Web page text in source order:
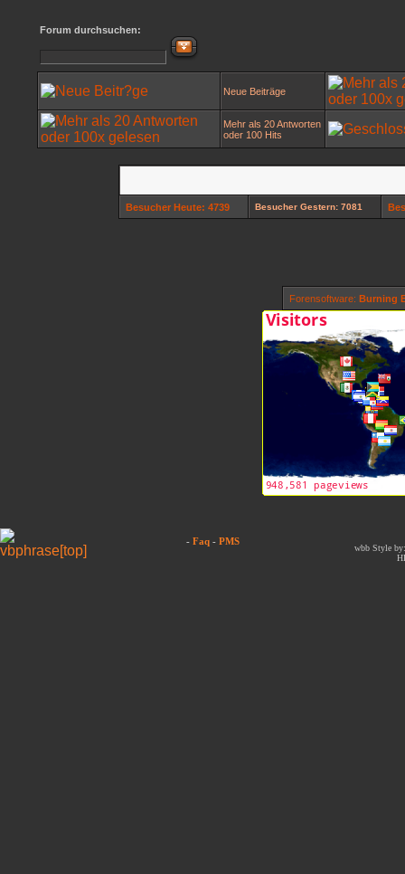
Forum durchsuchen:
Neue Beiträge
Mehr als 20 Antworten
oder 100 Hits
Besucher Heute: 4739 Besucher Gestern: 7081
Forensoftware: Burning
- Faq - PMS
wbb Style